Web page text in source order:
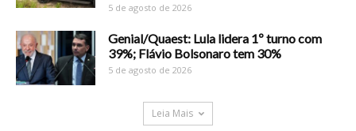
5 de agosto de 2026
Genial/Quaest: Lula lidera 1º turno com
39%; Flávio Bolsonaro tem 30%
5 de agosto de 2026
Leia Mais